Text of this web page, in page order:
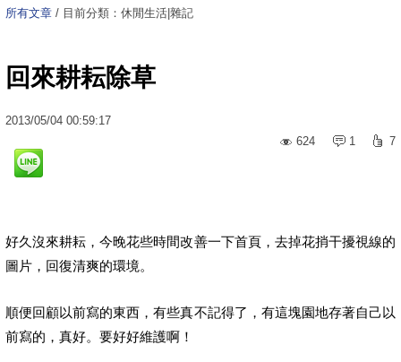
所有文章 / 目前分類：休閒生活|雜記
回來耕耘除草
2013/05/04 00:59:17
624
1 7
好久沒來耕耘，今晚花些時間改善一下首頁，去掉花捎干擾視線的
圖片，回復清爽的環境。
順便回顧以前寫的東西，有些真不記得了，有這塊園地存著自己以
前寫的，真好。要好好維護啊！